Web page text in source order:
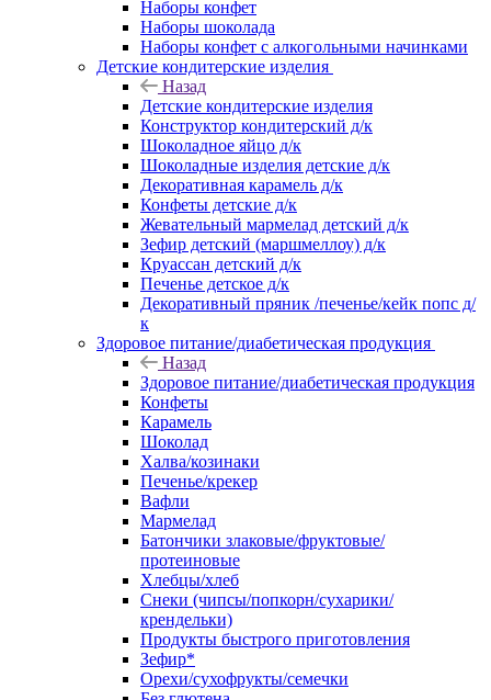
Наборы конфет
Наборы шоколада
Наборы конфет с алкогольными начинками
Детские кондитерские изделия
Назад
Детские кондитерские изделия
Конструктор кондитерский д/к
Шоколадное яйцо д/к
Шоколадные изделия детские д/к
Декоративная карамель д/к
Конфеты детские д/к
Жевательный мармелад детский д/к
Зефир детский (маршмеллоу) д/к
Круассан детский д/к
Печенье детское д/к
Декоративный пряник /печенье/кейк попс д/
к
Здоровое питание/диабетическая продукция
Назад
Здоровое питание/диабетическая продукция
Конфеты
Карамель
Шоколад
Халва/козинаки
Печенье/крекер
Вафли
Мармелад
Батончики злаковые/фруктовые/
протеиновые
Хлебцы/хлеб
Снеки (чипсы/попкорн/сухарики/
крендельки)
Продукты быстрого приготовления
Зефир*
Орехи/сухофрукты/семечки